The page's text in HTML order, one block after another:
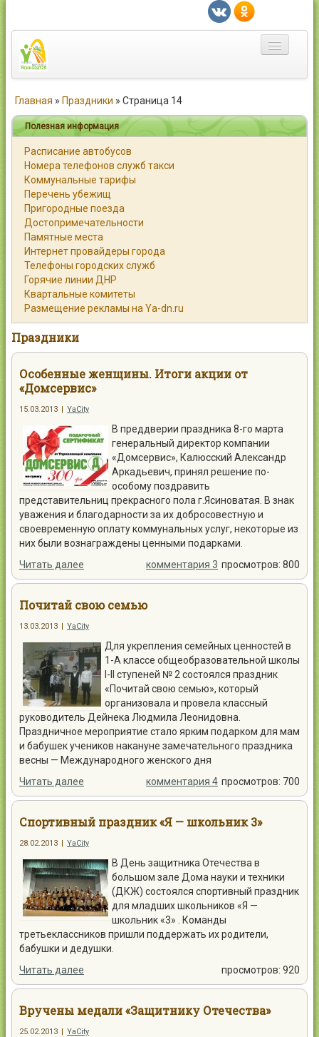
Город
Статьи
Каталог
Справочник
Работа
Объявления
Помощь
Контакты
Главная » Праздники » Страница 14
Полезная информация
Расписание автобусов
Номера телефонов служб такси
Коммунальные тарифы
Перечень убежищ
Пригородные поезда
Достопримечательности
Памятные места
Интернет провайдеры города
Телефоны городских служб
Горячие линии ДНР
Квартальные комитеты
Размещение рекламы на Ya-dn.ru
Праздники
Особенные женщины. Итоги акции от
«Домсервис»
15.03.2013 | YaCity
В преддверии праздника 8-го марта
генеральный директор компании
«Домсервис», Калюсский Александр
Аркадьевич, принял решение по-
особому поздравить
представительниц прекрасного пола г.Ясиноватая. В знак
уважения и благодарности за их добросовестную и
своевременную оплату коммунальных услуг, некоторые из
них были вознаграждены ценными подарками.
Читать далее
просмотров: 800
комментария 3
Почитай свою семью
13.03.2013 | YaCity
Для укрепления семейных ценностей в
1-А классе общеобразовательной школы
I-II ступеней № 2 состоялся праздник
«Почитай свою семью», который
организовала и провела классный
руководитель Дейнека Людмила Леонидовна.
Праздничное мероприятие стало ярким подарком для мам
и бабушек учеников накануне замечательного праздника
весны — Международного женского дня
Читать далее
просмотров: 700
комментария 4
Спортивный праздник «Я — школьник 3»
28.02.2013 | YaCity
В День защитника Отечества в
большом зале Дома науки и техники
(ДКЖ) состоялся спортивный праздник
для младших школьников «Я —
школьник «3» . Команды
третьеклассников пришли поддержать их родители,
бабушки и дедушки.
Читать далее
просмотров: 920
Вручены медали «Защитнику Отечества»
25.02.2013 | YaCity